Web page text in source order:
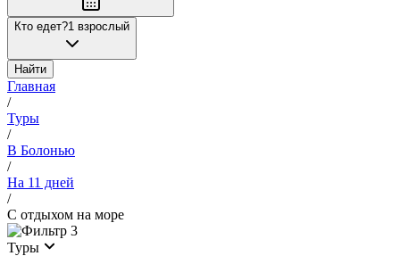
Кто едет?1 взрослый
Найти
Главная
/
Туры
/
В Болонью
/
На 11 дней
/
С отдыхом на море
3
Туры